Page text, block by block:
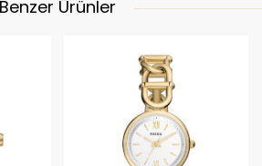
Benzer Ürünler